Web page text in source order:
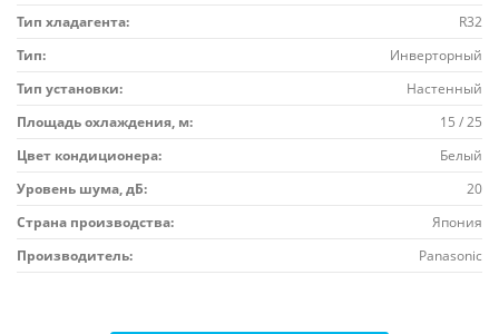
Тип хладагента:
R32
Тип:
Инверторный
Тип установки:
Настенный
Площадь охлаждения, м:
15 / 25
Цвет кондиционера:
Белый
Уровень шума, дБ:
20
Страна производства:
Япония
Производитель:
Panasonic